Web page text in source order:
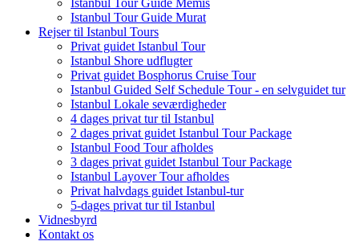
Istanbul Tour Guide Memis
Istanbul Tour Guide Murat
Rejser til Istanbul Tours
Privat guidet Istanbul Tour
Istanbul Shore udflugter
Privat guidet Bosphorus Cruise Tour
Istanbul Guided Self Schedule Tour - en selvguidet tur
Istanbul Lokale seværdigheder
4 dages privat tur til Istanbul
2 dages privat guidet Istanbul Tour Package
Istanbul Food Tour afholdes
3 dages privat guidet Istanbul Tour Package
Istanbul Layover Tour afholdes
Privat halvdags guidet Istanbul-tur
5-dages privat tur til Istanbul
Vidnesbyrd
Kontakt os